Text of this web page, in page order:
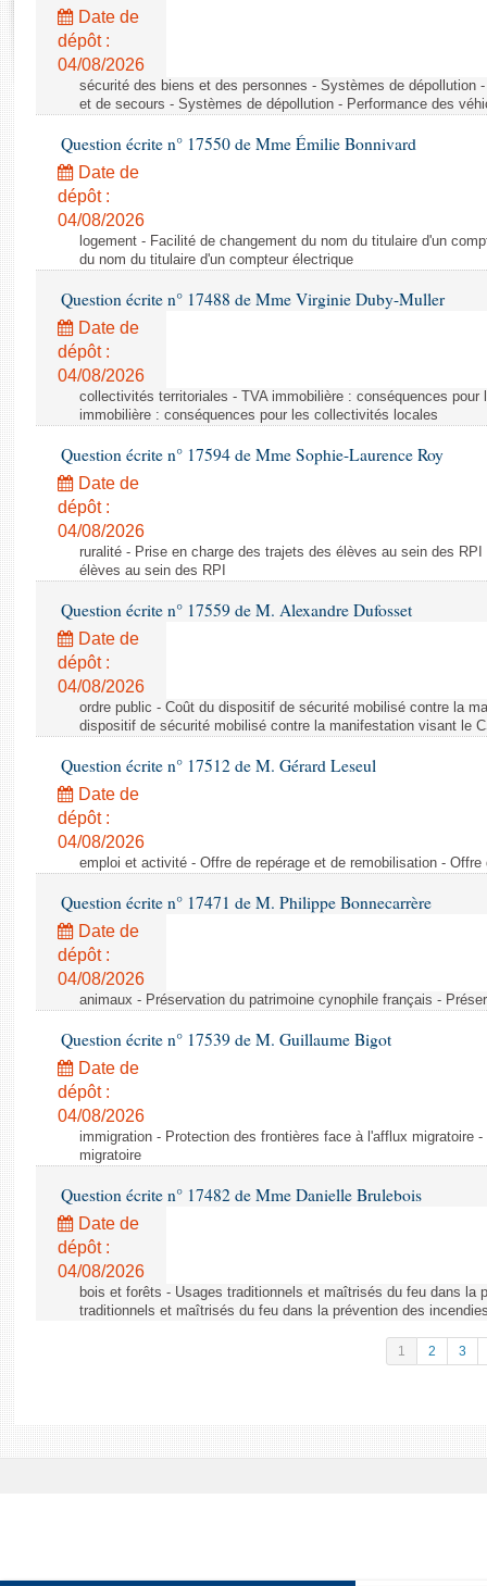
Rapports législatifs
Rapports sur l'application des lois
Baromètre de l’application des lois
Dossiers législatifs
Budget et sécurité sociale
Questions écrites et orales
Comptes rendus des débats
Date de
dépôt :
04/08/2026
sécurité des biens et des personnes - Systèmes de dépollution
et de secours - Systèmes de dépollution - Performance des
Question écrite n° 17550 de Mme Émilie Bonnivard
Date de
dépôt :
04/08/2026
logement - Facilité de changement du nom du titulaire d'un
du nom du titulaire d'un compteur électrique
Question écrite n° 17488 de Mme Virginie Duby-Muller
Date de
dépôt :
04/08/2026
collectivités territoriales - TVA immobilière : conséquences
immobilière : conséquences pour les collectivités locales
Question écrite n° 17594 de Mme Sophie-Laurence Roy
Date de
dépôt :
04/08/2026
ruralité - Prise en charge des trajets des élèves au sein des
élèves au sein des RPI
Question écrite n° 17559 de M. Alexandre Dufosset
Date de
dépôt :
04/08/2026
ordre public - Coût du dispositif de sécurité mobilisé contre la
dispositif de sécurité mobilisé contre la manifestation visant le
Question écrite n° 17512 de M. Gérard Leseul
Date de
dépôt :
04/08/2026
emploi et activité - Offre de repérage et de remobilisation -
Question écrite n° 17471 de M. Philippe Bonnecarrère
Date de
dépôt :
04/08/2026
animaux - Préservation du patrimoine cynophile français -
Question écrite n° 17539 de M. Guillaume Bigot
Date de
dépôt :
04/08/2026
immigration - Protection des frontières face à l'afflux migratoire
migratoire
Question écrite n° 17482 de Mme Danielle Brulebois
Date de
dépôt :
04/08/2026
bois et forêts - Usages traditionnels et maîtrisés du feu dans la
traditionnels et maîtrisés du feu dans la prévention des
1 2 3